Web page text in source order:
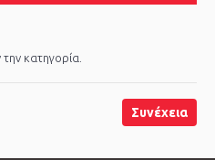
κατηγορία.
Συνέχεια